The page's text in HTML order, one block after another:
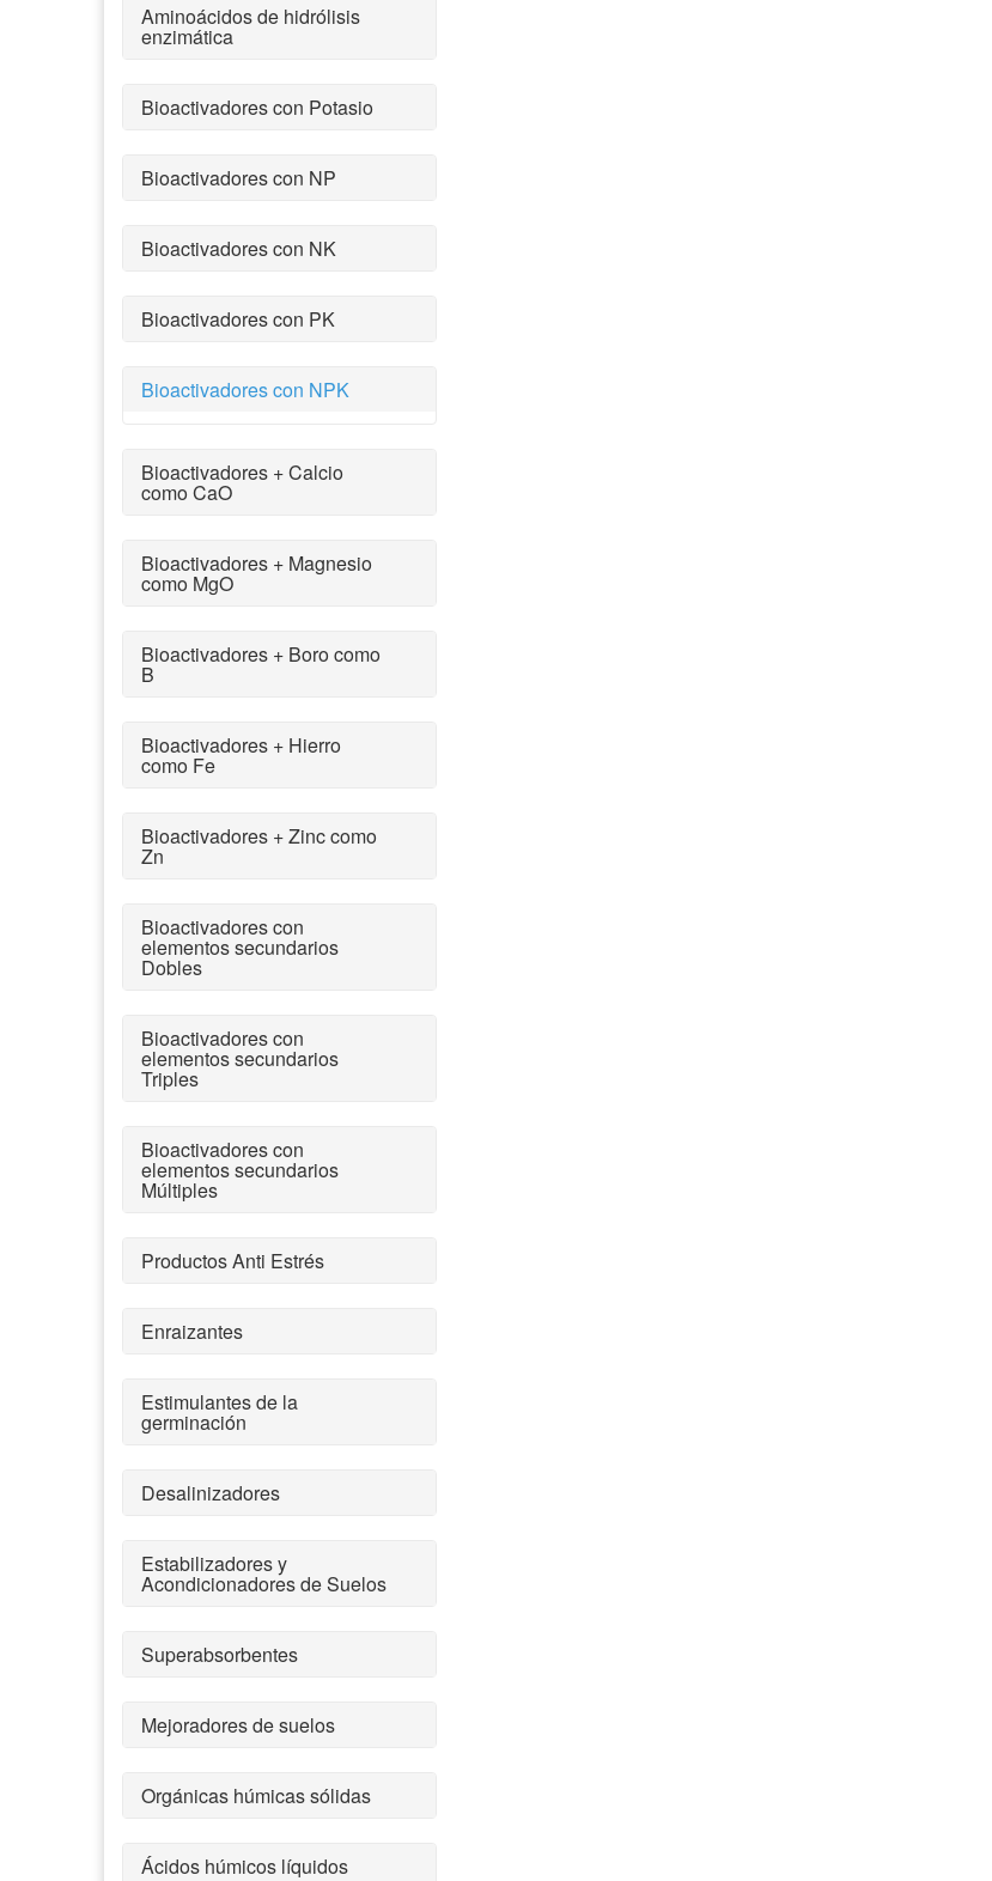
Aminoácidos de hidrólisis
enzimática
Bioactivadores con Potasio
Bioactivadores con NP
Bioactivadores con NK
Bioactivadores con PK
Bioactivadores con NPK
Bioactivadores + Calcio
como CaO
Bioactivadores + Magnesio
como MgO
Bioactivadores + Boro como
B
Bioactivadores + Hierro
como Fe
Bioactivadores + Zinc como
Zn
Bioactivadores con
elementos secundarios
Dobles
Bioactivadores con
elementos secundarios
Triples
Bioactivadores con
elementos secundarios
Múltiples
Productos Anti Estrés
Enraizantes
Estimulantes de la
germinación
Desalinizadores
Estabilizadores y
Acondicionadores de Suelos
Superabsorbentes
Mejoradores de suelos
Orgánicas húmicas sólidas
Ácidos húmicos líquidos